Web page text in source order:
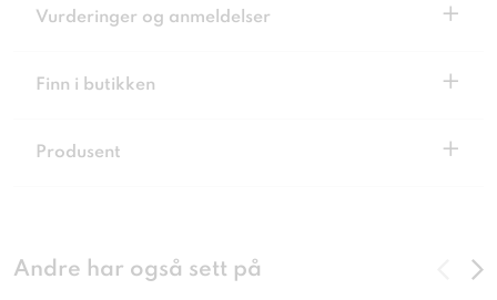
Vurderinger og anmeldelser +
Finn i butikken +
Produsent +
Andre har også sett på